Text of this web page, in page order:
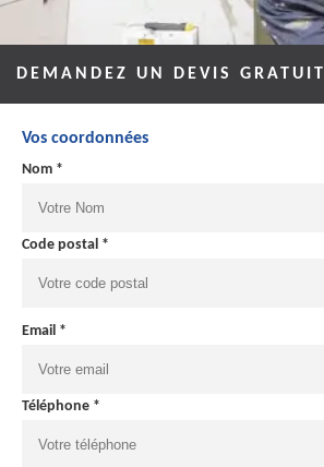
DEMANDEZ UN DEVIS GRATUIT
Vos coordonnées
Nom *
Code postal *
Email *
Téléphone *